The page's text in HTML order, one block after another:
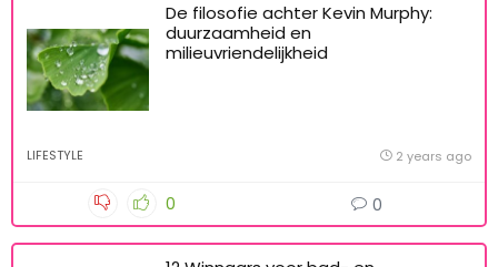
De filosofie achter Kevin Murphy:
duurzaamheid en
milieuvriendelijkheid
LIFESTYLE 2 years ago
0 0